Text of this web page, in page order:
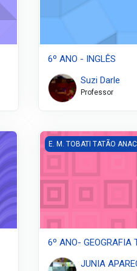
6º ANO - INGLÊS
Suzi Darle
Professor
6º ANO- GEOGRAFIA
E. M. TOBATI TATÃO
6º ANO-
JUNIA